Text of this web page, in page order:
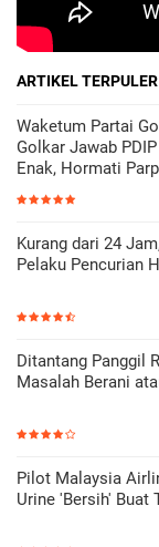
ARTIKEL TERPULER
Waketum Partai
Golkar Jawab
Enak, Hormati
Kurang dari 24
Pelaku Pencurian
Ditantang Panggil
Masalah Berani
Pilot Malaysia
Urine 'Bersih' Buat